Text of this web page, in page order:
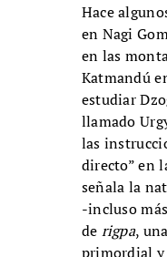
Hace
en Nagi
en las
Katmandú
estudiar
llamado
las
directo” en
señala la
-incluso
de rigpa,
primordial y